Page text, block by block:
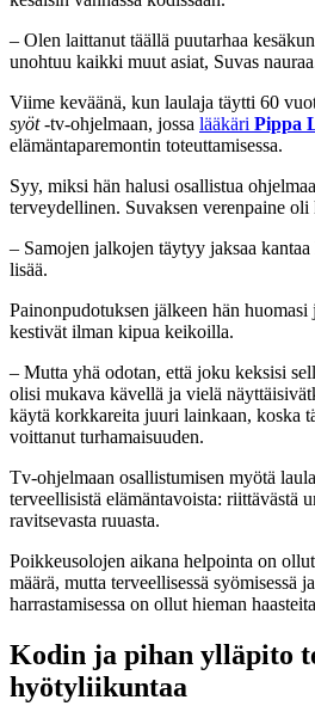
– Olen laittanut täällä puutarhaa
unohtuu kaikki muut asiat, Suvas
Viime keväänä, kun laulaja täytti 60
syöt-tv-ohjelmaan, jossa lääkäri Pippa
elämäntaparemontin toteuttamisessa.
Syy, miksi hän halusi osallistua
terveydellinen. Suvaksen verenpaine
– Samojen jalkojen täytyy jaksaa
lisää.
Painonpudotuksen jälkeen hän huomasi
kestivät ilman kipua keikoilla.
– Mutta yhä odotan, että joku keksisi
olisi mukava kävellä ja vielä
käytä korkkareita juuri lainkaan, koska
voittanut turhamaisuuden.
Tv-ohjelmaan osallistumisen myötä
terveellisistä elämäntavoista: riittävästä
ravitsevasta ruuasta.
Poikkeusolojen aikana helpointa on
määrä, mutta terveellisessä syömisessä
harrastamisessa on ollut hieman
Kodin ja pihan ylläpito
hyötyliikuntaa